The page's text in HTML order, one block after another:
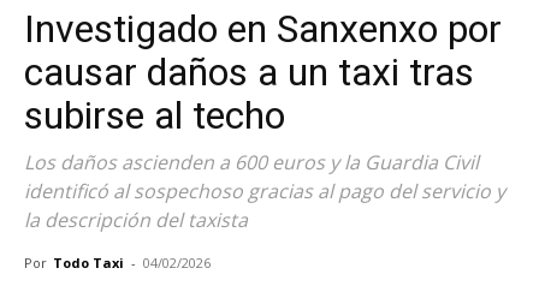
Investigado en Sanxenxo por
causar daños a un taxi tras
subirse al techo
Los daños ascienden a 600 euros y la Guardia Civil
identificó al sospechoso gracias al pago del servicio y
la descripción del taxista
Por Todo Taxi - 04/02/2026